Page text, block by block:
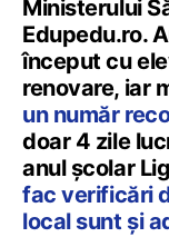
Ministerului
Edupedu.ro.
început cu
renovare, iar
un număr
doar 4 zile
anul școlar
fac verificări
local sunt și